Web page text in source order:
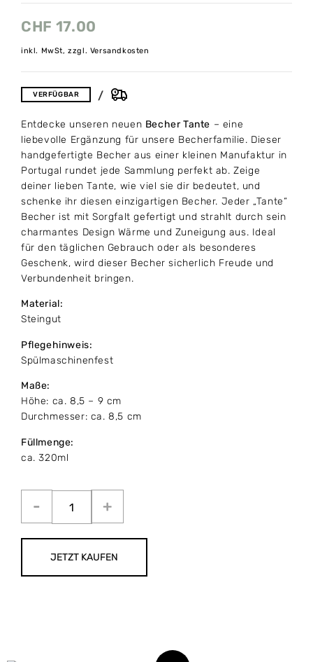
CHF 17.00
inkl. MwSt, zzgl. Versandkosten
VERFÜGBAR
Entdecke unseren neuen Becher Tante – eine
liebevolle Ergänzung für unsere Becherfamilie. Dieser
handgefertigte Becher aus einer kleinen Manufaktur in
Portugal rundet jede Sammlung perfekt ab. Zeige
deiner lieben Tante, wie viel sie dir bedeutet, und
schenke ihr diesen einzigartigen Becher. Jeder „Tante“
Becher ist mit Sorgfalt gefertigt und strahlt durch sein
charmantes Design Wärme und Zuneigung aus. Ideal
für den täglichen Gebrauch oder als besonderes
Geschenk, wird dieser Becher sicherlich Freude und
Verbundenheit bringen.
Material:
Steingut
Pflegehinweis:
Spülmaschinenfest
Maße:
Höhe: ca. 8,5 – 9 cm
Durchmesser: ca. 8,5 cm
Füllmenge:
ca. 320ml
JETZT KAUFEN